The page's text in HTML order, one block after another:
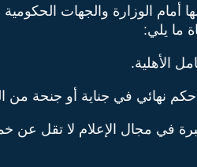
الوزارة والجهات الحكومية
ما يلي: